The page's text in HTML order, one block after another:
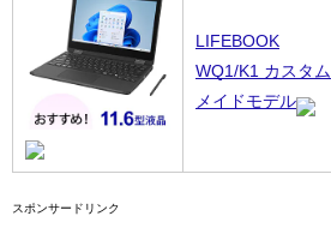
LIFEBOOK
WQ1/K1 カスタム
メイドモデル
スポンサードリンク